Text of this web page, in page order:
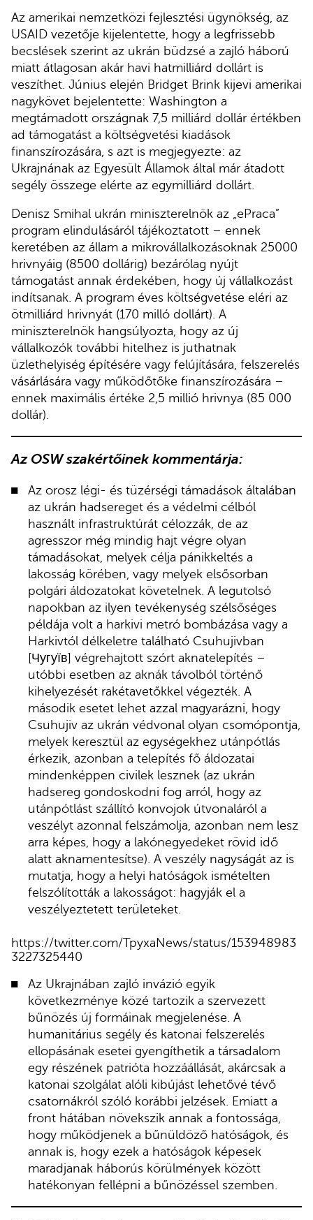
Az amerikai nemzetközi fejlesztési ügynökség, az
USAID vezetője kijelentette, hogy a legfrissebb
becslések szerint az ukrán büdzsé a zajló háború
miatt átlagosan akár havi hatmilliárd dollárt is
veszíthet. Június elején Bridget Brink kijevi amerikai
nagykövet bejelentette: Washington a
megtámadott országnak 7,5 milliárd dollár értékben
ad támogatást a költségvetési kiadások
finanszírozására, s azt is megjegyezte: az
Ukrajnának az Egyesült Államok által már átadott
segély összege elérte az egymilliárd dollárt.
Denisz Smihal ukrán miniszterelnök az „ePraca”
program elindulásáról tájékoztatott – ennek
keretében az állam a mikrovállalkozásoknak 25000
hrivnyáig (8500 dollárig) bezárólag nyújt
támogatást annak érdekében, hogy új vállalkozást
indítsanak. A program éves költségvetése eléri az
ötmilliárd hrivnyát (170 milló dollárt). A
miniszterelnök hangsúlyozta, hogy az új
vállalkozók további hitelhez is juthatnak
üzlethelyiség építésére vagy felújítására, felszerelés
vásárlására vagy működőtőke finanszírozására –
ennek maximális értéke 2,5 millió hrivnya (85 000
dollár).
Az OSW szakértőinek kommentárja:
Az orosz légi- és tüzérségi támadások általában
az ukrán hadsereget és a védelmi célból
használt infrastruktúrát célozzák, de az
agresszor még mindig hajt végre olyan
támadásokat, melyek célja pánikkeltés a
lakosság körében, vagy melyek elsősorban
polgári áldozatokat követelnek. A legutolsó
napokban az ilyen tevékenység szélsőséges
példája volt a harkivi metró bombázása vagy a
Harkivtól délkeletre található Csuhujivban
[Чугуїв] végrehajtott szórt aknatelepítés –
utóbbi esetben az aknák távolból történő
kihelyezését rakétavetőkkel végezték. A
második esetet lehet azzal magyarázni, hogy
Csuhujiv az ukrán védvonal olyan csomópontja,
melyek keresztül az egységekhez utánpótlás
érkezik, azonban a telepítés fő áldozatai
mindenképpen civilek lesznek (az ukrán
hadsereg gondoskodni fog arról, hogy az
utánpótlást szállító konvojok útvonaláról a
veszélyt azonnal felszámolja, azonban nem lesz
arra képes, hogy a lakónegyedeket rövid idő
alatt aknamentesítse). A veszély nagyságát az is
mutatja, hogy a helyi hatóságok ismételten
felszólították a lakosságot: hagyják el a
veszélyeztetett területeket.
https://twitter.com/TpyxaNews/status/153948983
3227325440
Az Ukrajnában zajló invázió egyik
következménye közé tartozik a szervezett
bűnözés új formáinak megjelenése. A
humanitárius segély és katonai felszerelés
ellopásának esetei gyengíthetik a társadalom
egy részének patrióta hozzáállását, akárcsak a
katonai szolgálat alóli kibújást lehetővé tévő
csatornákról szóló korábbi jelzések. Emiatt a
front hátában növekszik annak a fontossága,
hogy működjenek a bűnüldöző hatóságok, és
annak is, hogy ezek a hatóságok képesek
maradjanak háborús körülmények között
hatékonyan fellépni a bűnözéssel szemben.